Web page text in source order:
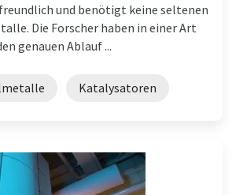
und benötigt keine seltenen
Die Forscher haben in einer Art
genauen Ablauf ...
Katalysatoren